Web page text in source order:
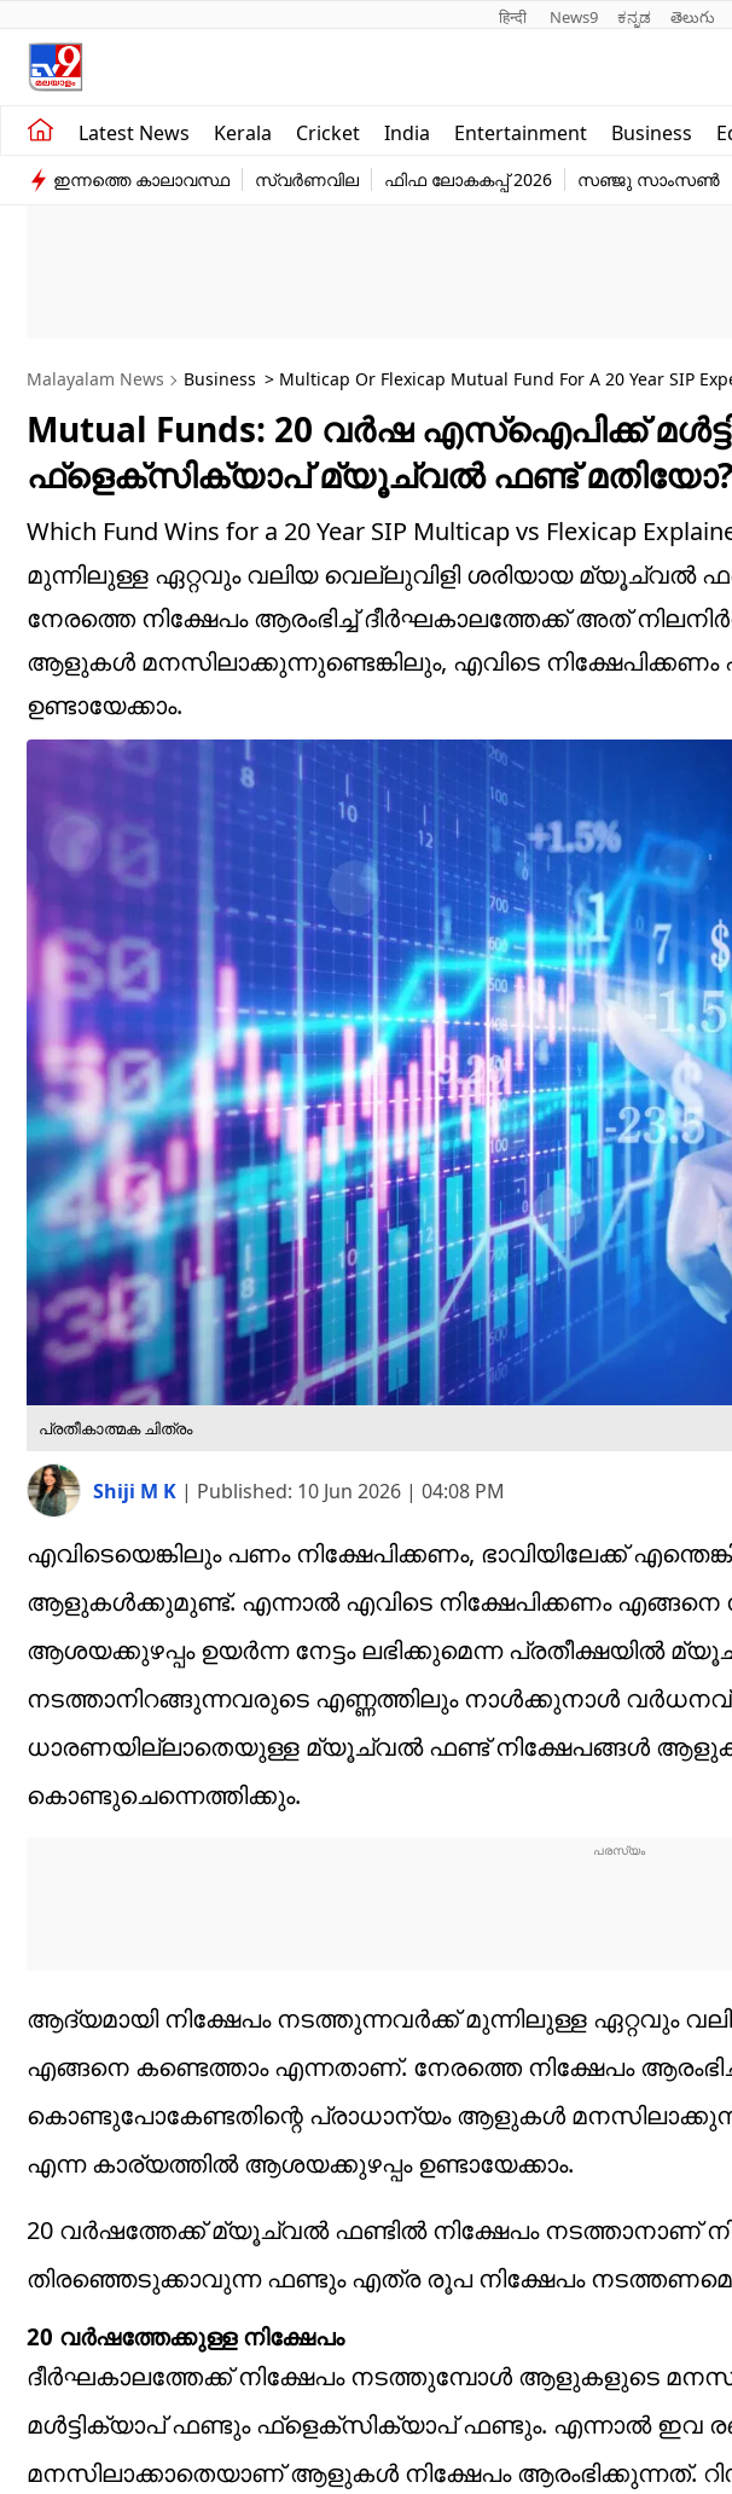
हिन्दी News9 ಕನ್ನಡ తెలుగు
Latest News Kerala Cricket India Entertainment Business
Kerala
India
Education
world
ഇന്നത്തെ കാലാവസ്ഥ സ്വർണവില ഫിഫ ലോകകപ്പ് 2026 സഞ്ജു സാംസൺ
Malayalam News Business > Multicap Or Flexicap Mutual Fund For A 20 Year SIP
Mutual Funds: 20 വര്‍ഷ എസ്‌ഐപിക്ക്
ഫ്‌ളെക്‌സിക്യാപ് മ്യൂച്വല്‍ ഫണ്ട് മതിയോ?
Which Fund Wins for a 20 Year SIP Multicap vs Flexicap
മുന്നിലുള്ള ഏറ്റവും വലിയ വെല്ലുവിളി ശരിയായ മ്യൂച്വല്‍
നേരത്തെ നിക്ഷേപം ആരംഭിച്ച് ദീര്‍ഘകാലത്തേക്ക് അത്
ആളുകള്‍ മനസിലാക്കുന്നുണ്ടെങ്കിലും, എവിടെ
ഉണ്ടായേക്കാം.
പ്രതീകാത്മക ചിത്രം
Shiji M K | Published: 10 Jun 2026 | 04:08 PM
എവിടെയെങ്കിലും പണം നിക്ഷേപിക്കണം, ഭാവിയിലേക്ക്
ആളുകള്‍ക്കുമുണ്ട്. എന്നാല്‍ എവിടെ നിക്ഷേപിക്കണം എങ്ങനെ
ആശയക്കുഴപ്പം ഉയര്‍ന്ന നേട്ടം ലഭിക്കുമെന്ന പ്രതീക്ഷയില്‍
നടത്താനിറങ്ങുന്നവരുടെ എണ്ണത്തിലും നാള്‍ക്കുനാള്‍
ധാരണയില്ലാതെയുള്ള മ്യൂച്വല്‍ ഫണ്ട് നിക്ഷേപങ്ങള്‍
കൊണ്ടുചെന്നെത്തിക്കും.
ആദ്യമായി നിക്ഷേപം നടത്തുന്നവര്‍ക്ക് മുന്നിലുള്ള ഏറ്റവും
എങ്ങനെ കണ്ടെത്താം എന്നതാണ്. നേരത്തെ നിക്ഷേപം
കൊണ്ടുപോകേണ്ടതിന്റെ പ്രാധാന്യം ആളുകള്‍
എന്ന കാര്യത്തില്‍ ആശയക്കുഴപ്പം ഉണ്ടായേക്കാം.
20 വര്‍ഷത്തേക്ക് മ്യൂച്വല്‍ ഫണ്ടില്‍ നിക്ഷേപം നടത്താനാണ്
തിരഞ്ഞെടുക്കാവുന്ന ഫണ്ടും എത്ര രൂപ നിക്ഷേപം
20 വര്‍ഷത്തേക്കുള്ള നിക്ഷേപം
ദീര്‍ഘകാലത്തേക്ക് നിക്ഷേപം നടത്തുമ്പോള്‍ ആളുകളുടെ
മള്‍ട്ടിക്യാപ് ഫണ്ടും ഫ്‌ളെക്‌സിക്യാപ് ഫണ്ടും. എന്നാല്‍ ഇവ
മനസിലാക്കാതെയാണ് ആളുകള്‍ നിക്ഷേപം ആരംഭിക്കുന്നത്.